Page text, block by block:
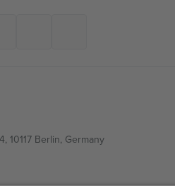
10117 Berlin, Germany